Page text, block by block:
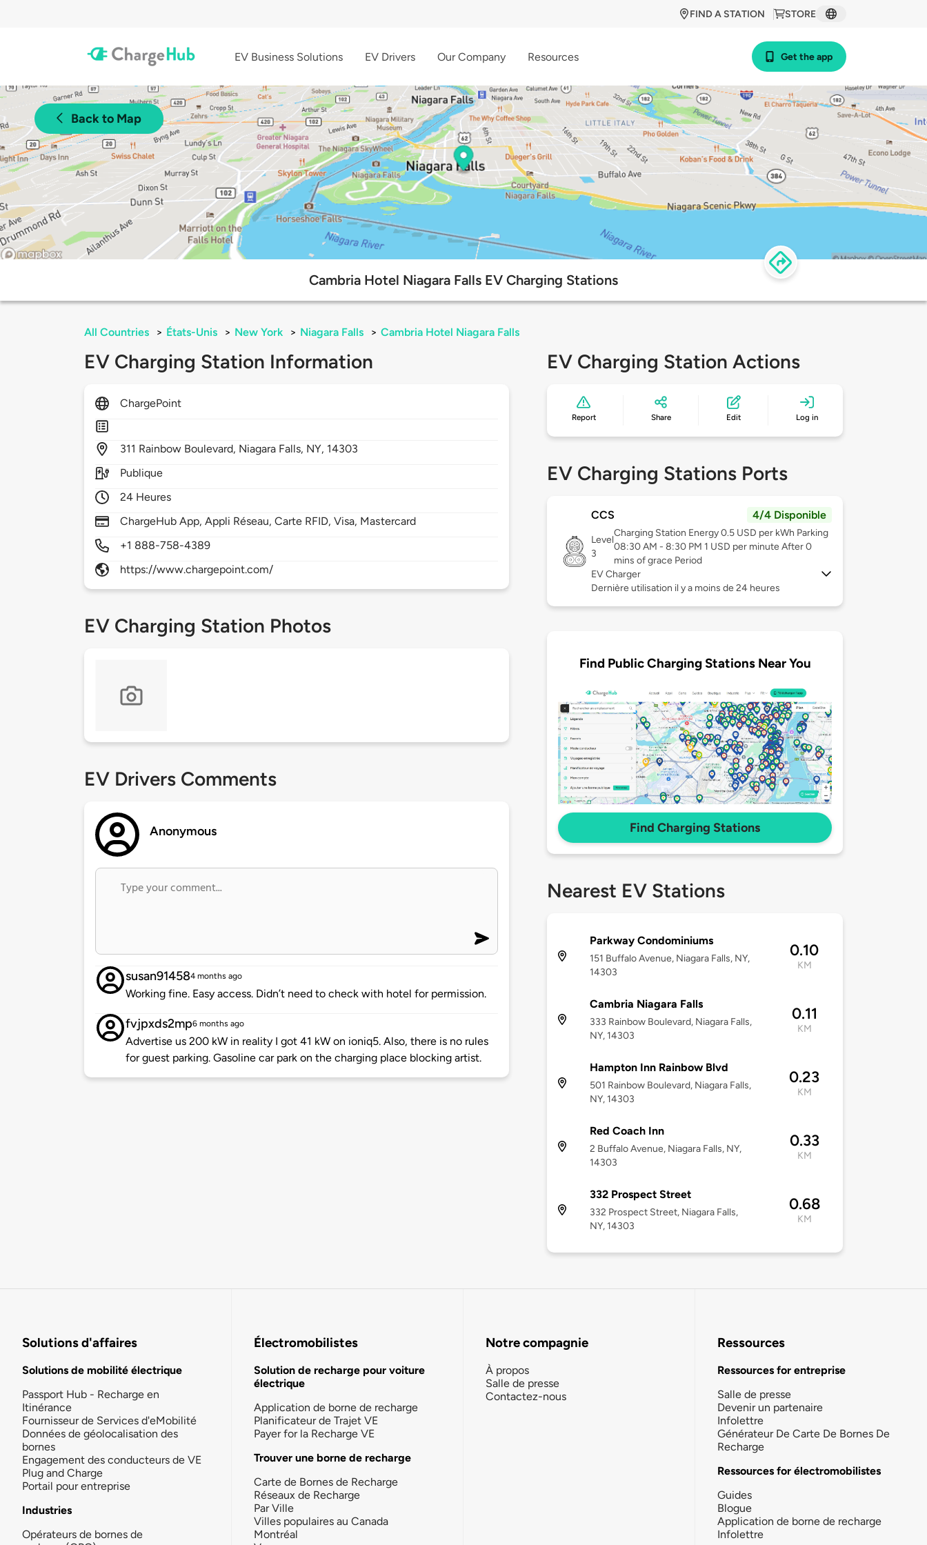
STORE
FIND A STATION
EV Business Solutions EV Drivers Our Company Resources Get the app
Back to Map
Cambria Hotel Niagara Falls EV Charging Stations
All Countries > États-Unis > New York > Niagara Falls > Cambria Hotel Niagara Falls
EV Charging Station Information
ChargePoint
311 Rainbow Boulevard, Niagara Falls, NY, 14303
Publique
24 Heures
ChargeHub App, Appli Réseau, Carte RFID, Visa, Mastercard
+1 888-758-4389
https://www.chargepoint.com/
EV Charging Station Photos
EV Drivers Comments
Anonymous
susan914584 months ago
Working fine. Easy access. Didn’t need to check with hotel for permission.
fvjpxds2mp6 months ago
Advertise us 200 kW in reality I got 41 kW on ioniq5. Also, there is no rules
for guest parking. Gasoline car park on the charging place blocking artist.
EV Charging Station Actions
Report Share Edit Log in
EV Charging Stations Ports
CCS 4/4 Disponible
Level
3
Charging Station Energy 0.5 USD per kWh Parking
08:30 AM - 8:30 PM 1 USD per minute After 0
mins of grace Period
EV Charger
Dernière utilisation il y a moins de 24 heures
Find Public Charging Stations Near You
Find Charging Stations
Nearest EV Stations
Parkway Condominiums
151 Buffalo Avenue, Niagara Falls, NY,
14303
0.10
KM
Cambria Niagara Falls
333 Rainbow Boulevard, Niagara Falls,
NY, 14303
0.11
KM
Hampton Inn Rainbow Blvd
501 Rainbow Boulevard, Niagara Falls,
NY, 14303
0.23
KM
Red Coach Inn
2 Buffalo Avenue, Niagara Falls, NY,
14303
0.33
KM
332 Prospect Street
332 Prospect Street, Niagara Falls,
NY, 14303
0.68
KM
Solutions d'affaires
Solutions de mobilité électrique
Passport Hub - Recharge en
Itinérance
Fournisseur de Services d'eMobilité
Données de géolocalisation des
bornes
Engagement des conducteurs de VE
Plug and Charge
Portail pour entreprise
Industries
Opérateurs de bornes de
Électromobilistes
Solution de recharge pour voiture
électrique
Application de borne de recharge
Planificateur de Trajet VE
Payer for la Recharge VE
Trouver une borne de recharge
Carte de Bornes de Recharge
Réseaux de Recharge
Par Ville
Villes populaires au Canada
Montréal
Notre compagnie
À propos
Salle de presse
Contactez-nous
Ressources
Ressources for entreprise
Salle de presse
Devenir un partenaire
Infolettre
Générateur De Carte De Bornes De
Recharge
Ressources for électromobilistes
Guides
Blogue
Application de borne de recharge
Infolettre